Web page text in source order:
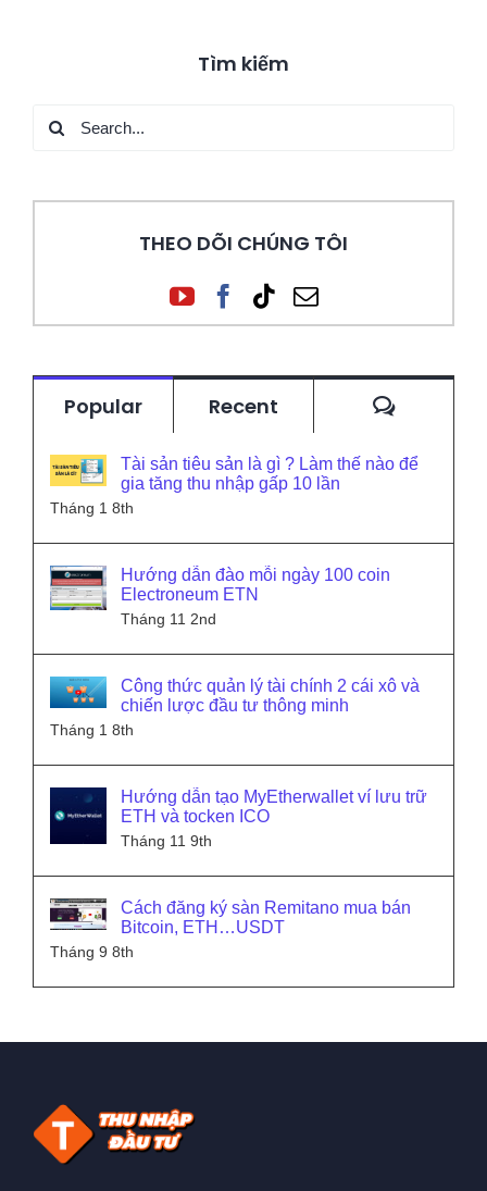
Tìm kiếm
Search
THEO DÕI CHÚNG TÔI
Popular Recent
Tài sản tiêu sản là gì ? Làm thế nào để
gia tăng thu nhập gấp 10 lần
Tháng 1 8th
Hướng dẫn đào mỗi ngày 100 coin
Electroneum ETN
Tháng 11 2nd
Công thức quản lý tài chính 2 cái xô và
chiến lược đầu tư thông minh
Tháng 1 8th
Hướng dẫn tạo MyEtherwallet ví lưu trữ
ETH và tocken ICO
Tháng 11 9th
Cách đăng ký sàn Remitano mua bán
Bitcoin, ETH…USDT
Tháng 9 8th